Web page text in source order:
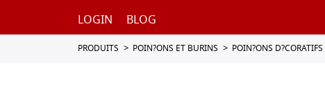
LOGIN
BLOG
PRODUITS POIN?ONS ET BURINS POIN?ONS D?CORATIFS